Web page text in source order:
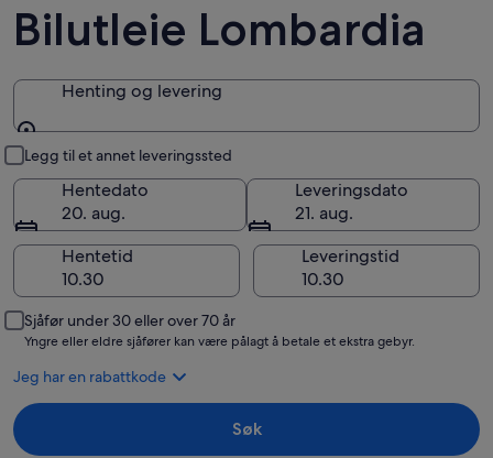
Bilutleie Lombardia
Henting og levering
Legg til et annet leveringssted
Hentedato
20. aug.
Leveringsdato
21. aug.
Hentetid
Leveringstid
Sjåfør under 30 eller over 70 år
Yngre eller eldre sjåfører kan være pålagt å betale et ekstra gebyr.
Jeg har en rabattkode
Søk